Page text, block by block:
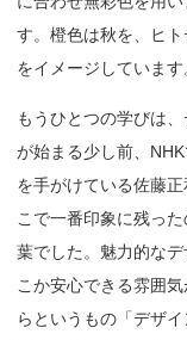
す。橙色は秋を、ヒ
をイメージしています
もうひとつの学びは
が始まる少し前、
を手がけている佐藤
こで一番印象に残っ
葉でした。魅力的な
こか安心できる雰囲
らというもの「デザ